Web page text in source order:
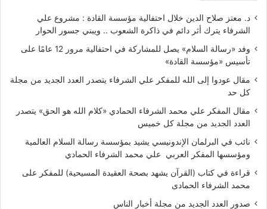
د. معتز صلاح الدين خلال احتفالية مؤسسة القادة : مشروع علي
الشرفاء يترك أثر دائم في ذاكرة الشعوب .. ويبني جسور الحوار
وفد «رسالة السلام» يصل للمشاركة في احتفالية مرور 12 عامًا على
تأسيس «مؤسسة القادة»
مقال عودوا إلى الله للمفكر علي الشرفاء يتصدر العدد الجديد من مجلة
كل حد
مقال المفكر علي محمد الشرفاء الحمادي «كلام الله هو الحق» يتصدر
العدد الجديد من مجلة كل خميس
نائب في البرلمان الإندونيسي يشيد بمؤسسة رسالة السلام العالمية
ومؤسسها المفكر العربي علي محمد الشرفاء الحمادي
قراءة في كتاب (القرآن يشهد بصحة العقيدة المسيحية) للمفكر على
محمد الشرفاء الحمادى
صدور العدد الجديد من مجلة أخبار الناس